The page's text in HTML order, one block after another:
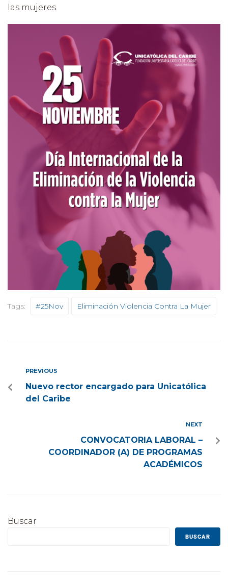
las mujeres.
Tags: #25Nov Eliminación Violencia Contra La Mujer
PREVIOUS
Nuevo rector encargado para Unicatólica
del Caribe
NEXT
CONVOCATORIA LABORAL –
COORDINADOR (A) DE PROGRAMAS
ACADÉMICOS
Buscar
BUSCAR